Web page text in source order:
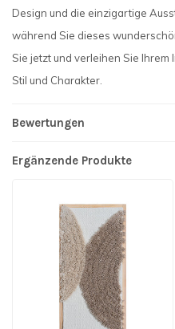
Design und die einzigartige
während Sie dieses
Sie jetzt und verleihen Sie
Stil und Charakter.
Bewertungen
Ergänzende Produkte